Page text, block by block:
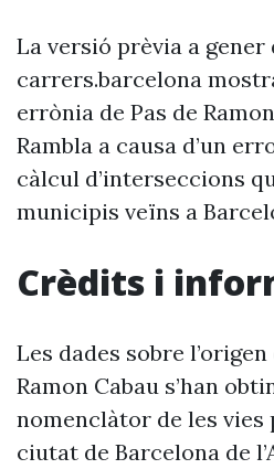
La versió prèvia a gener
carrers.barcelona
errònia de Pas de
Rambla a causa d’un
càlcul d’interseccions
municipis veïns a
Crèdits i
Les dades sobre
Ramon Cabau s’han
nomenclàtor de les vies
ciutat de Barcelona de